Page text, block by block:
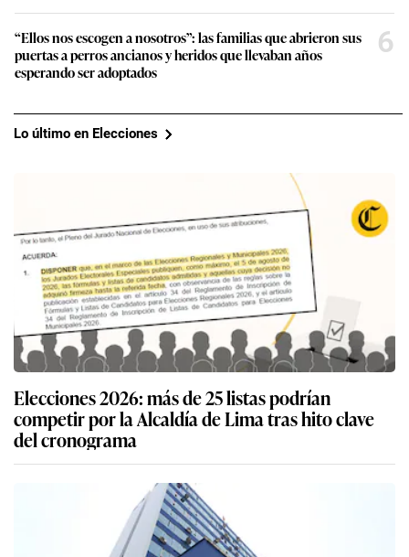
“Ellos nos escogen a nosotros”: las familias que abrieron sus
puertas a perros ancianos y heridos que llevaban años
esperando ser adoptados
6
Lo último en Elecciones
Elecciones 2026: más de 25 listas podrían
competir por la Alcaldía de Lima tras hito clave
del cronograma